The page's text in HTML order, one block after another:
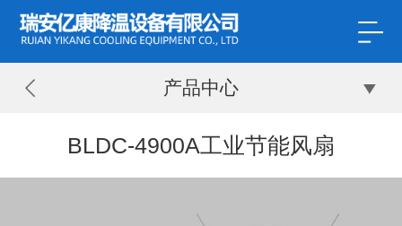
产品中心
BLDC-4900A工业节能风扇